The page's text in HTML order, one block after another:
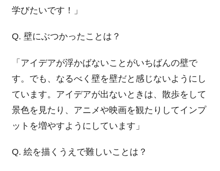
学びたいです！」
Q. 壁にぶつかったことは？
「アイデアが浮かばないことがいちばんの壁で
す。でも、なるべく壁を壁だと感じないようにし
ています。アイデアが出ないときは、散歩をして
景色を見たり、アニメや映画を観たりしてインプ
ットを増やすようにしています」
Q. 絵を描くうえで難しいことは？